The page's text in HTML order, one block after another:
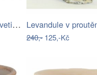
Hnedý keramický kvetináč s pierkami -…
240,-125,-Kč